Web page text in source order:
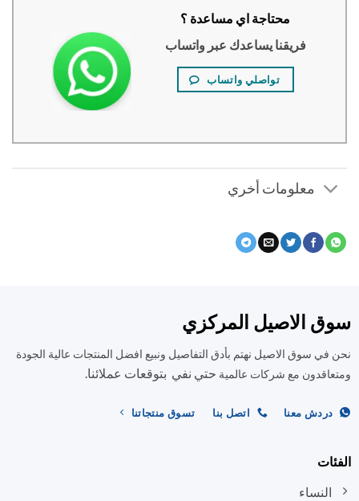
محتاجة اي مساعدة ؟
فريقنا يساعدك عبر واتساب
تواصلي واتساب
معلومات أخري
الاصيل المركزي
سوق الاصيل نهتم بأدق التفاصيل ونبيع افضل المنتجات عالية الجودة
مع شركات عالميةحتي نفي بتوقعات عملائنا.
دردش معنا اتصل بنا تسوق منتجاتنا
النساء